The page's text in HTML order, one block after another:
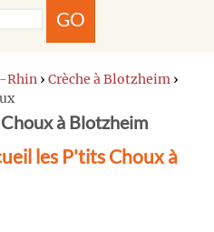
GO
Rhin › Crèche à Blotzheim ›
à Blotzheim
les P'tits Choux à